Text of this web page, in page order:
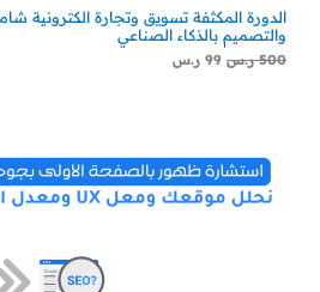
الدورة المكثفة تسويق وتجارة الكترونية
والتصميم بالذكاء الصناعي
500 ر.س 99 ر.س
500 ر.س.
300 ر.س.